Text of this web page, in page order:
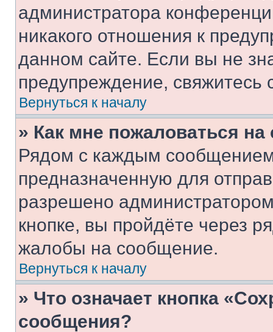
администратора
никакого отношения к
данном сайте. Если вы не
предупреждение,
Вернуться к началу
» Как мне пожаловаться
Рядом с каждым сообщением
предназначенную для
разрешено
кнопке, вы пройдёте через
жалобы на сообщение.
Вернуться к началу
» Что означает кнопка
сообщения?